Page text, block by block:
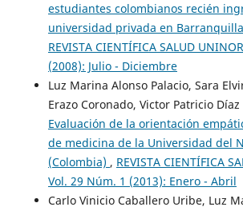
estudiantes colombianos recién
universidad privada en
REVISTA CIENTÍFICA SALUD
(2008): Julio - Diciembre
Luz Marina Alonso Palacio, Sara
Erazo Coronado, Victor Patricio Díaz
Evaluación de la orientación
de medicina de la Universidad del
(Colombia) , REVISTA CIENTÍFICA
Vol. 29 Núm. 1 (2013): Enero - Abril
Carlo Vinicio Caballero Uribe, Luz